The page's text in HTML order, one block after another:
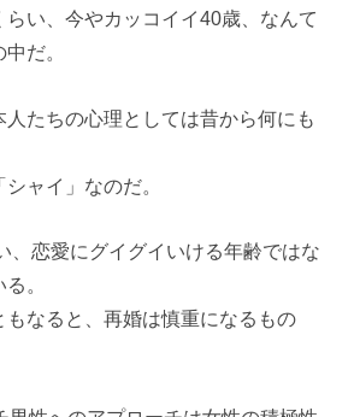
らい、今やカッコイイ40歳、なんて
だ。
たちの心理としては昔から何にも
ャイ」なのだ。
、恋愛にグイグイいける年齢ではな
。
もなると、再婚は慎重になるもの